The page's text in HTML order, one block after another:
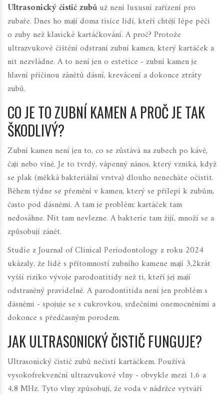
Ultrasonický čistič zubůuž není luxusní zařízení pro
zubaře. Dnes ho mají doma tisíce lidí, kteří chtějí lépe péči
o zuby než klasické kartáčkování. A proč? Protože
ultrazvukové čištění odstraní zubní kamen, který kartáček a
nit nezvládne. A to není jen o estetice - zubní kamen je
hlavní příčinou zánětů dásní, krevácení a dokonce ztráty
zubů.
CO JE TO ZUBNÍ KAMEN A PROČ JE TAK
ŠKODLIVÝ?
Zubní kamen není jen to, co se zůstává na zubech po kávě,
čaji nebo víně. Je to tvrdý, vápenný nános, který vzniká, když
se plak (měkká bakteriální vrstva) dlouho nenecháte očistit.
Během týdne se přemění v kamen, který se přilepí k zubům,
často pod dásněmi. A tam je problém: kartáček tam
nedosáhne. Nit tam nevlezne. A bakterie tam žijí, množí se a
způsobují zánět.
Studie zJournal of Clinical Periodontologyz roku 2024
ukázaly, že lidé s přítomností zubního kamene mají 3,2krát
vyšší riziko vývoje parodontitidy než ti, kteří jej mají
odstraněný pravidelně. A parodontitida není jen problém s
dásněmi - spojuje se s cukrovkou, srdečními onemocněními a
dokonce s předčasným porodem.
JAK ULTRASONICKÝ ČISTIČ FUNGUJE?
Ultrasonický čistič zubů nečistí kartáčkem. Používá
vysokofrekvenční ultrazvukové vlny - obvykle mezi 1,6 a
4,8 MHz. Tyto vlny způsobují, že voda v nádržce vytváří